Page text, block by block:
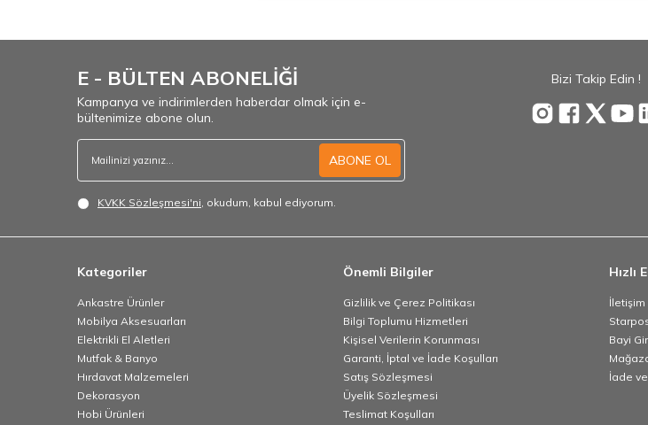
E - BÜLTEN ABONELİĞİ
Kampanya ve indirimlerden haberdar olmak için e-
bültenimize abone olun.
ABONE OL
KVKK Sözleşmesi'ni, okudum, kabul ediyorum.
Bizi Takip Edin !
Kategoriler
Ankastre Ürünler
Mobilya Aksesuarları
Elektrikli El Aletleri
Mutfak & Banyo
Hırdavat Malzemeleri
Dekorasyon
Hobi Ürünleri
Önemli Bilgiler
Gizlilik ve Çerez Politikası
Bilgi Toplumu Hizmetleri
Kişisel Verilerin Korunması
Garanti, İptal ve İade Koşulları
Satış Sözleşmesi
Üyelik Sözleşmesi
Teslimat Koşulları
Hızlı
İletişim
Bayi
İade